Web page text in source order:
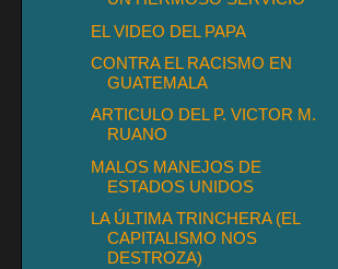
EL VIDEO DEL PAPA
CONTRA EL RACISMO EN
GUATEMALA
ARTICULO DEL P. VICTOR M.
RUANO
MALOS MANEJOS DE
ESTADOS UNIDOS
LA ÚLTIMA TRINCHERA (EL
CAPITALISMO NOS
DESTROZA)